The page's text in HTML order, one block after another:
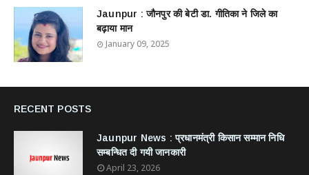
Jaunpur : ​जौनपुर की बेटी डा. गीतिका ने जिले का
बढ़ाया मान
January 09, 2025
RECENT POSTS
Jaunpur News : ​प्रधानमंत्री किसान सम्मान निधि
सम्बन्धित दी गयी जानकारी
April 23, 2026